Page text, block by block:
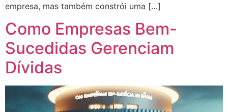
empresa, mas também constrói uma […]
Como Empresas Bem-
Sucedidas Gerenciam
Dívidas